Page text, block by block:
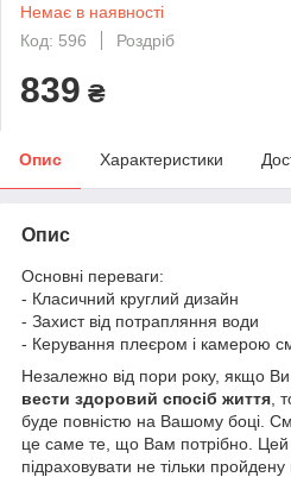
Немає в наявності
Код: 596
Роздріб
839 ₴
Опис Характеристики
Опис
Основні переваги:
- Класичний круглий дизайн
- Захист від потрапляння води
- Керування плеєром і камерою
Незалежно від пори року, якщо
вести здоровий спосіб життя ,
буде повністю на Вашому боці.
це саме те, що Вам потрібно.
підраховувати не тільки пройдену